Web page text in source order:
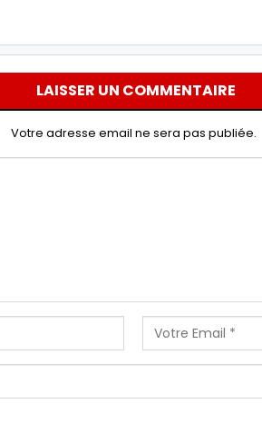
LAISSER UN COMMENTAIRE
Votre adresse email ne sera pas publiée.